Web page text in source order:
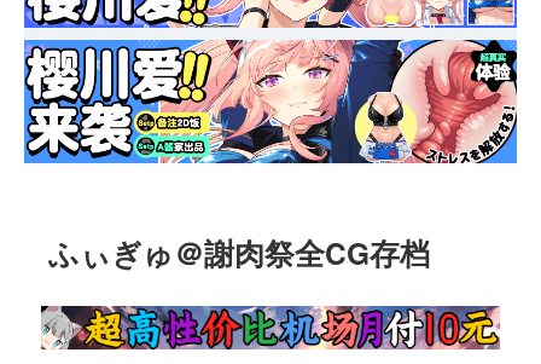
站内动态
小组
KF Online
ふぃぎゅ＠謝肉祭全CG存档